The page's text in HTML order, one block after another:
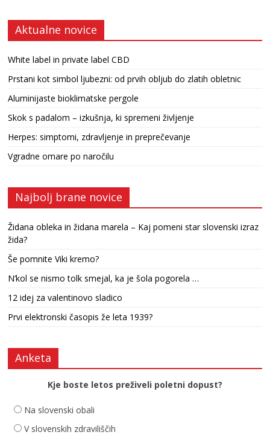
Aktualne novice
White label in private label CBD
Prstani kot simbol ljubezni: od prvih obljub do zlatih obletnic
Aluminijaste bioklimatske pergole
Skok s padalom – izkušnja, ki spremeni življenje
Herpes: simptomi, zdravljenje in preprečevanje
Vgradne omare po naročilu
Najbolj brane novice
Židana obleka in židana marela – Kaj pomeni star slovenski izraz
žida?
Še pomnite Viki kremo?
N’kol se nismo tolk smejal, ka je šola pogorela …
12 idej za valentinovo sladico
Prvi elektronski časopis že leta 1939?
Anketa
Kje boste letos preživeli poletni dopust?
Na slovenski obali
V slovenskih zdraviliščih